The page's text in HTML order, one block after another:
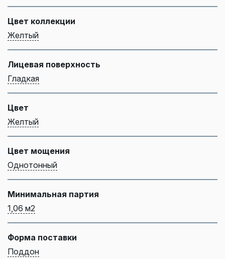
Цвет коллекции
Желтый
Лицевая поверхность
Гладкая
Цвет
Желтый
Цвет мощения
Однотонный
Минимальная партия
1,06 м2
Форма поставки
Поддон